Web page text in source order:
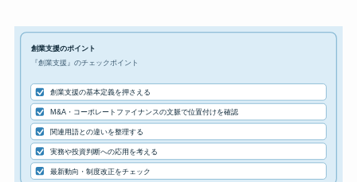
創業支援のポイント
『創業支援』のチェックポイント
創業支援の基本定義を押さえる
M&A・コーポレートファイナンスの文脈で位置付けを確認
関連用語との違いを整理する
実務や投資判断への応用を考える
最新動向・制度改正をチェック